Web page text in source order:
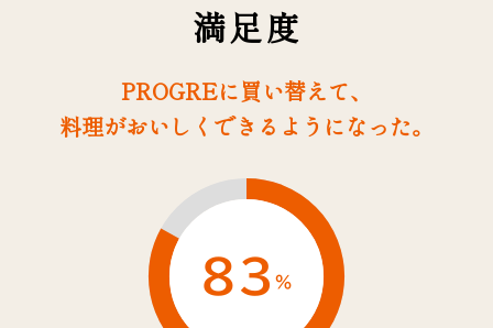
満足度
PROGREに買い替えて、
料理がおいしくできるようになった。
83%